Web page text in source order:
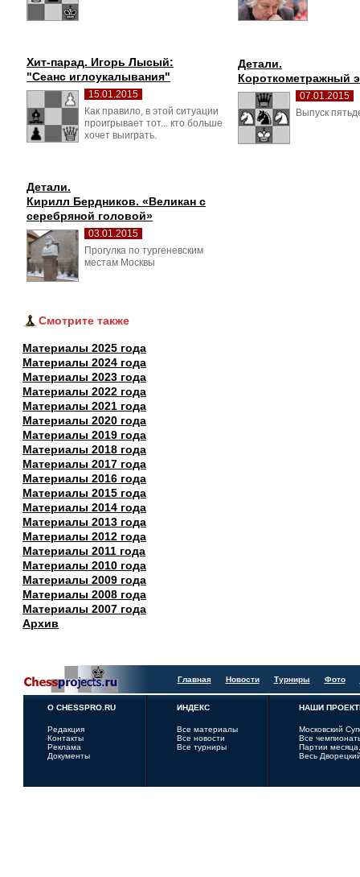
Хит-парад. Игорь Лысый:
"Сеанс иглоукалывания"
15.01.2015
Как правило, в этой ситуации
проигрывает тот... кто больше
хочет выиграть.
Детали.
Короткометражный
07.01.2015
Выпуск
Детали.
Кирилл Бердников. «Великан с
серебряной головой»
03.01.2015
Прогулка по тургеневским
местам Москвы
Смотрите также
Материалы 2025 года
Материалы 2024 года
Материалы 2023 года
Материалы 2022 года
Материалы 2021 года
Материалы 2020 года
Материалы 2019 года
Материалы 2018 года
Материалы 2017 года
Материалы 2016 года
Материалы 2015 года
Материалы 2014 года
Материалы 2013 года
Материалы 2012 года
Материалы 2011 года
Материалы 2010 года
Материалы 2009 года
Материалы 2008 года
Материалы 2007 года
Архив
Главная Новости Турниры Фото
О CHESSPRO.RU
Редакция
Контакты
Реклама
Документы
ИНДЕКС
Все материалы
Все новости
Все турниры
НАШИ
Московский
Все
Партии
Весь